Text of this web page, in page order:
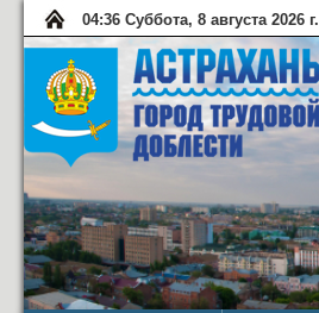
04:36 Суббота, 8 августа 2026 г.